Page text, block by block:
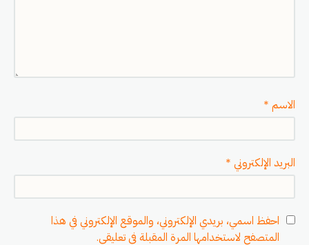
الاسم *
البريد الإلكتروني *
احفظ اسمي، بريدي الإلكتروني، والموقع الإلكتروني في هذا
المتصفح لاستخدامها المرة المقبلة في تعليقي.